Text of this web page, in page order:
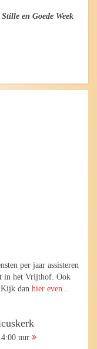
en Goede Week
per jaar assisteren
in het Vrijthof. Ook
Kijk dan hier even...
uur